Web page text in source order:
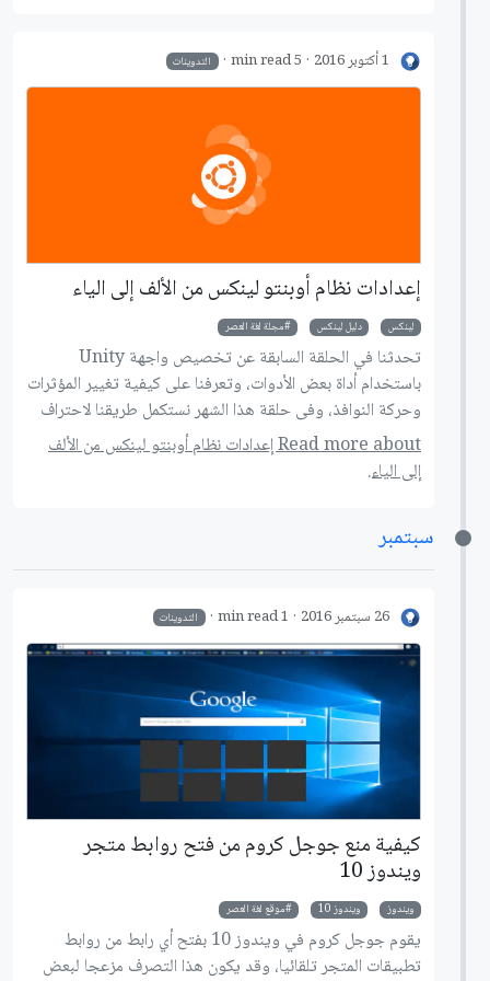
1 أكتوبر 2016 5 min read التدوينات
إعدادات نظام أوبنتو لينكس من الألف إلى الياء
لينكس دليل لينكس مجلة لغة العصر
تحدثنا في الحلقة السابقة عن تخصيص واجهة Unity
باستخدام أداة بعض الأدوات، وتعرفنا على كيفية تغيير المؤثرات
وحركة النوافذ، وفى حلقة هذا الشهر نستكمل طريقنا لاحتراف
أوبنتو، وسنتعرف على إعدادات النظام بشكل مفصل.
Read more about إعدادات نظام أوبنتو لينكس من الألف
إلى الياء.
سبتمبر
26 سبتمبر 2016 1 min read التدوينات
كيفية منع جوجل كروم من فتح روابط متجر
ويندوز 10
ويندوز ويندوز 10 موقع لغة العصر
يقوم جوجل كروم في ويندوز 10 بفتح أي رابط من روابط
تطبيقات المتجر تلقائيا، وقد يكون هذا التصرف مزعجا لبعض